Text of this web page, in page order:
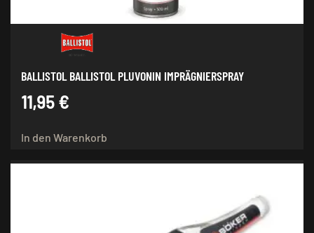
BALLISTOL BALLISTOL PLUVONIN IMPRÄGNIERSPRAY
11,95 €
In den Warenkorb